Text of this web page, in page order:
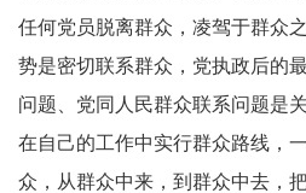
任何党员脱离群众，凌驾于群众
势是密切联系群众，党执政后的
问题、党同人民群众联系问题是
在自己的工作中实行群众路线，
众，从群众中来，到群众中去，